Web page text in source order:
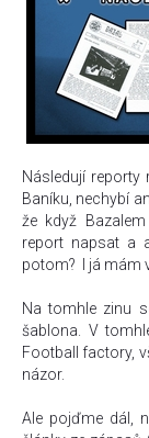
Následují
Baníku, nechybí
že když
report napsat a
potom? I já mám
Na tomhle zinu
šablona. V
Football factory,
názor.
Ale pojďme dál,